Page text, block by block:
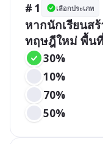
# 1 เลือกประเภท
หากนักเรียนส
ทฤษฎีใหม่ พื้น
30%
10%
70%
50%